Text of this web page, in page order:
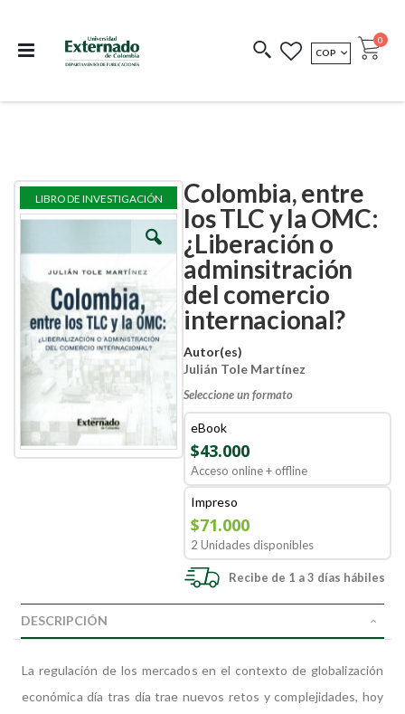
COEDICIONES REDIMIR CÓDIGO
MONEDA
COP Cart
0
Colombia, entre
los TLC y la OMC:
¿Liberación o
adminsitración
del comercio
internacional?
Autor(es)
Julián Tole Martínez
Seleccione un formato
eBook
$43.000
Acceso online + offline
Impreso
$71.000
2 Unidades disponibles
Recibe de 1 a 3 días hábiles
Skip
the
of
images
Skip
the
of
images
LIBRO DE INVESTIGACIÓN
DESCRIPCIÓN
La regulación de los mercados en el contexto de globalización
económica día tras día trae nuevos retos y complejidades, hoy